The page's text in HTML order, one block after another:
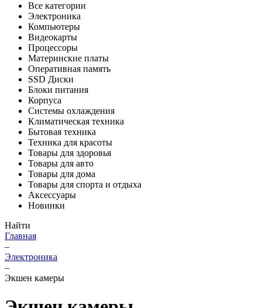
Все категории
Электроника
Компьютеры
Видеокарты
Процессоры
Материнские платы
Оперативная память
SSD Диски
Блоки питания
Корпуса
Системы охлаждения
Климатическая техника
Бытовая техника
Техника для красоты
Товары для здоровья
Товары для авто
Товары для дома
Товары для спорта и отдыха
Аксессуары
Новинки
Найти
Главная
–
Электроника
–
Экшен камеры